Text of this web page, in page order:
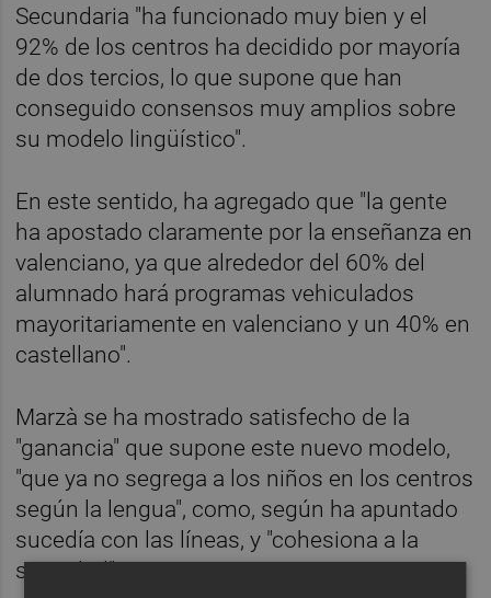
Secundaria "ha funcionado muy bien y el
92% de los centros ha decidido por mayoría
de dos tercios, lo que supone que han
conseguido consensos muy amplios sobre
su modelo lingüístico".
En este sentido, ha agregado que "la gente
ha apostado claramente por la enseñanza en
valenciano, ya que alrededor del 60% del
alumnado hará programas vehiculados
mayoritariamente en valenciano y un 40% en
castellano".
Marzà se ha mostrado satisfecho de la
"ganancia" que supone este nuevo modelo,
"que ya no segrega a los niños en los centros
según la lengua", como, según ha apuntado
sucedía con las líneas, y "cohesiona a la
sociedad".